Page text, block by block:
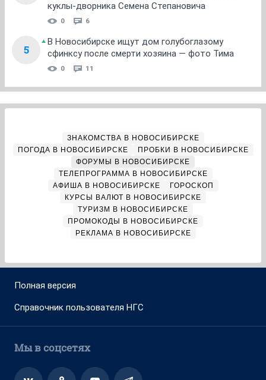
куклы-дворника Семена Степановича
0 6
5
В Новосибирске ищут дом голубоглазому
сфинксу после смерти хозяина — фото Тима
0 11
ЗНАКОМСТВА В НОВОСИБИРСКЕ
ПОГОДА В НОВОСИБИРСКЕ
ПРОБКИ В НОВОСИБИРСКЕ
ФОРУМЫ В НОВОСИБИРСКЕ
ТЕЛЕПРОГРАММА В НОВОСИБИРСКЕ
АФИША В НОВОСИБИРСКЕ
ГОРОСКОП
КУРСЫ ВАЛЮТ В НОВОСИБИРСКЕ
ТУРИЗМ В НОВОСИБИРСКЕ
ПРОМОКОДЫ В НОВОСИБИРСКЕ
РЕКЛАМА В НОВОСИБИРСКЕ
Полная версия
Справочник пользователя НГС
Мы в соцсетях